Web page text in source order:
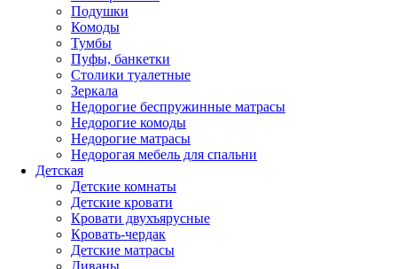
Подушки
Комоды
Тумбы
Пуфы, банкетки
Столики туалетные
Зеркала
Недорогие беспружинные матрасы
Недорогие комоды
Недорогие матрасы
Недорогая мебель для спальни
Детская
Детские комнаты
Детские кровати
Кровати двухъярусные
Кровать-чердак
Детские матрасы
Диваны